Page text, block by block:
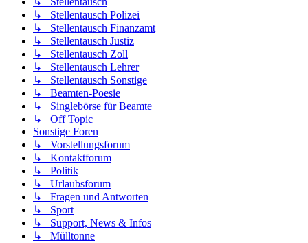
↳ Stellentausch Polizei
↳ Stellentausch Finanzamt
↳ Stellentausch Justiz
↳ Stellentausch Zoll
↳ Stellentausch Lehrer
↳ Stellentausch Sonstige
↳ Beamten-Poesie
↳ Singlebörse für Beamte
↳ Off Topic
Sonstige Foren
↳ Vorstellungsforum
↳ Kontaktforum
↳ Politik
↳ Urlaubsforum
↳ Fragen und Antworten
↳ Sport
↳ Support, News & Infos
↳ Mülltonne